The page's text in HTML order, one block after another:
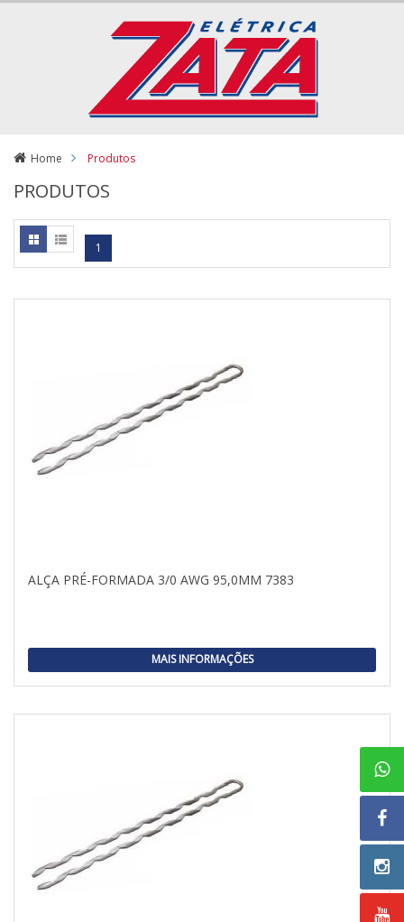
Home Produtos
PRODUTOS
1
ALÇA PRÉ-FORMADA 3/0 AWG 95,0MM 7383
MAIS INFORMAÇÕES